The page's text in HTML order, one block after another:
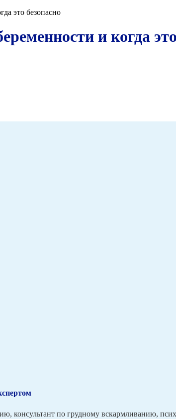
это безопасно
и когда это
консультант по грудному вскармливанию,